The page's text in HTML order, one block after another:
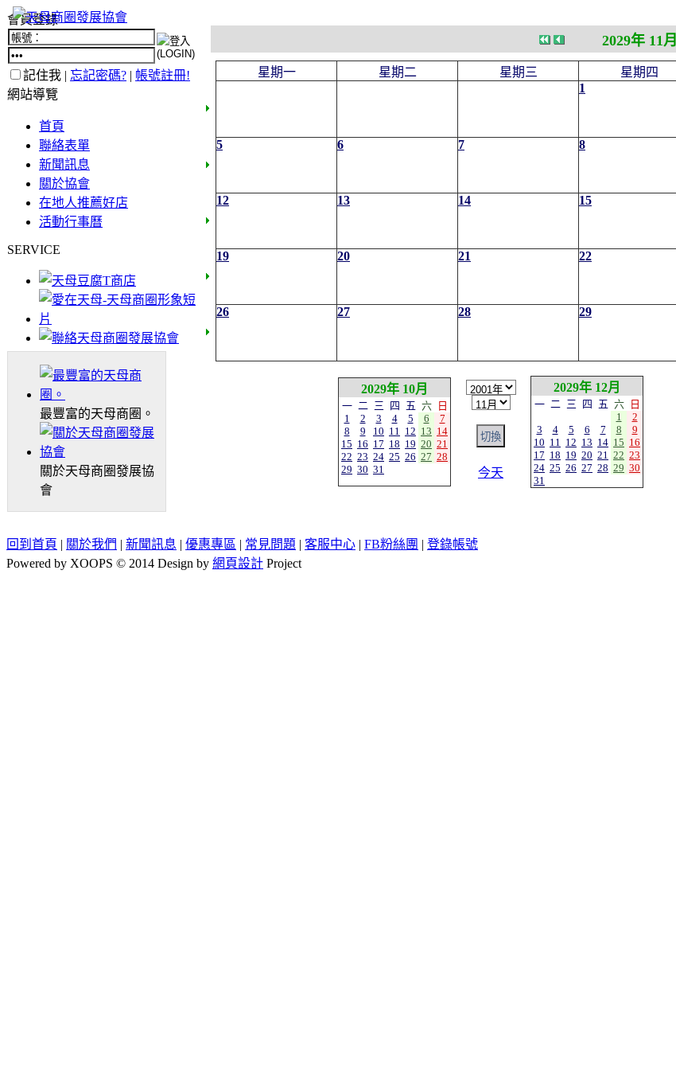
會員登錄
記住我 | 忘記密碼? | 帳號註冊!
網站導覽
首頁
聯絡表單
新聞訊息
關於協會
在地人推薦好店
活動行事曆
SERVICE
最豐富的天母商圈。
關於天母商圈發展協
會
2029年 11月
星期一 星期二 星期三 星期四
1
5 6 7 8
12 13 14 15
19 20 21 22
26 27 28 29
2029年 10月
一 二 三 四 五 六
日
1
2 3 4 5 6
7
8
9 10 11 12 13 14
15 16 17 18 19 20 21
22 23 24 25 26 27 28
29 30 31 今天
2029年 12月
一 二 三 四 五 六
日
1
2
3
4 5 6 7 8
9
10 11 12 13 14 15 16
17 18 19 20 21 22 23
24 25 26 27 28 29 30
31
回到首頁 | 關於我們 | 新聞訊息 | 優惠專區 | 常見問題 | 客服中心 | FB粉絲團 | 登錄帳號
Powered by XOOPS © 2014 Design by 網頁設計 Project